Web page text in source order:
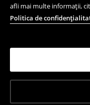
afli mai multe informații,
Politica de